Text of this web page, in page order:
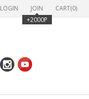
LOGIN
JOIN
+2000P
CART(0)